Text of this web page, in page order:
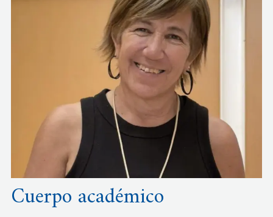
Cuerpo académico